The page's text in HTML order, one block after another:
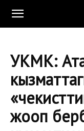
УКМК:
жооп